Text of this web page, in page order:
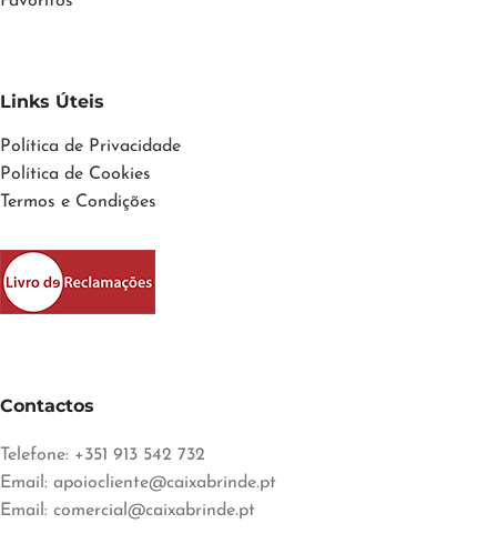
Links Úteis
Política de Privacidade
Política de Cookies
Termos e Condições
Contactos
Telefone: +351 913 542 732
Email: apoiocliente@caixabrinde.pt
Email: comercial@caixabrinde.pt